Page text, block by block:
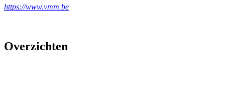
https://www.vmm.be
Overzichten